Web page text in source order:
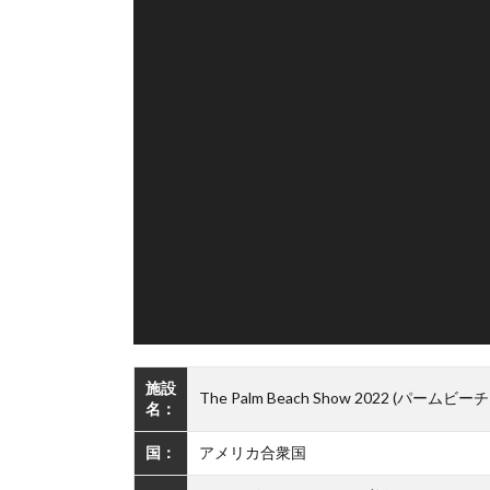
施設
名：
The Palm Beach Show 2022 (パームビー
国： アメリカ合衆国